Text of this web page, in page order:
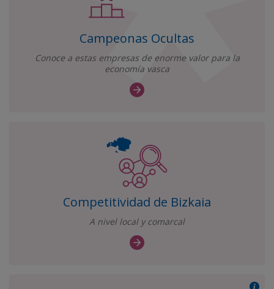
Campeonas Ocultas
Conoce a estas empresas de enorme valor para la
economía vasca
Competitividad de Bizkaia
A nivel local y comarcal